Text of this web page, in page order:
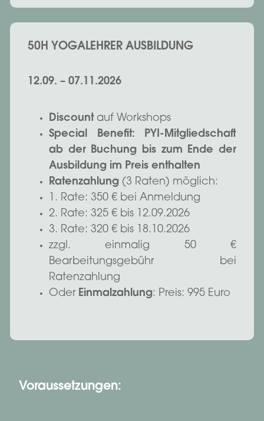
50H YOGALEHRER AUSBILDUNG
12.09. – 07.11.2026
Discountauf Workshops
Special Benefit: PYI-Mitgliedschaft
ab der Buchung bis zum Ende der
Ausbildung im Preis enthalten
Ratenzahlung (3 Raten) möglich:
1. Rate: 350 € bei Anmeldung
2. Rate: 325 € bis 12.09.2026
3. Rate: 320 € bis 18.10.2026
zzgl. einmalig 50 €
Bearbeitungsgebühr bei
Ratenzahlung
Oder Einmalzahlung: Preis: 995 Euro
Voraussetzungen: